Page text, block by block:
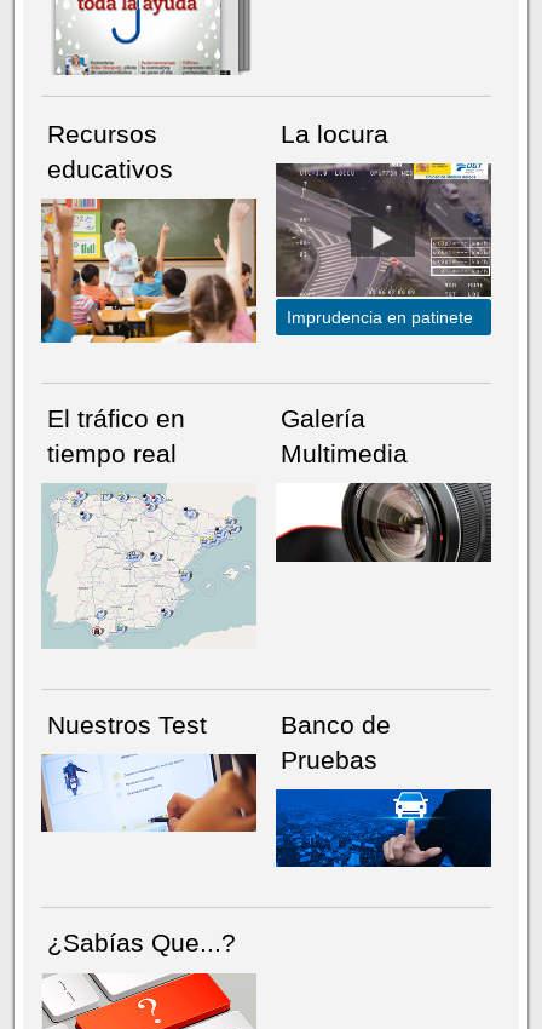
NÚMERO ACTUALHEMEROTECA
Recursos
educativos
La locura
Imprudencia en patinete
El tráfico en
tiempo real
Galería
Multimedia
Nuestros Test
Banco de
Pruebas
¿Sabías Que...?